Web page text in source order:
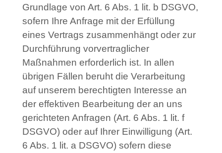
Grundlage von Art. 6 Abs. 1 lit. b DSGVO,
sofern Ihre Anfrage mit der Erfüllung
eines Vertrags zusammenhängt oder zur
Durchführung vorvertraglicher
Maßnahmen erforderlich ist. In allen
übrigen Fällen beruht die Verarbeitung
auf unserem berechtigten Interesse an
der effektiven Bearbeitung der an uns
gerichteten Anfragen (Art. 6 Abs. 1 lit. f
DSGVO) oder auf Ihrer Einwilligung (Art.
6 Abs. 1 lit. a DSGVO) sofern diese